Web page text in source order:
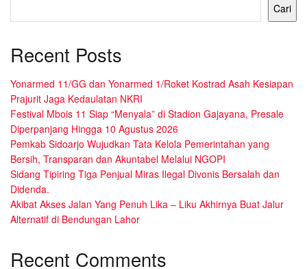
Cari
Recent Posts
Yonarmed 11/GG dan Yonarmed 1/Roket Kostrad Asah Kesiapan
Prajurit Jaga Kedaulatan NKRI
Festival Mbois 11 Siap “Menyala” di Stadion Gajayana, Presale
Diperpanjang Hingga 10 Agustus 2026
Pemkab Sidoarjo Wujudkan Tata Kelola Pemerintahan yang
Bersih, Transparan dan Akuntabel Melalui NGOPI
Sidang Tipiring Tiga Penjual Miras Ilegal Divonis Bersalah dan
Didenda.
Akibat Akses Jalan Yang Penuh Lika – Liku Akhirnya Buat Jalur
Alternatif di Bendungan Lahor
Recent Comments